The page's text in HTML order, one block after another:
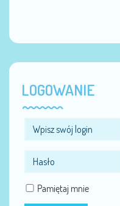
LOGOWANIE
Pamiętaj mnie